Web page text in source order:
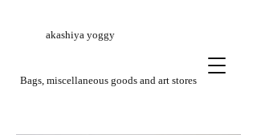
​Bags, miscellaneous goods and art stores
akashiya yoggy